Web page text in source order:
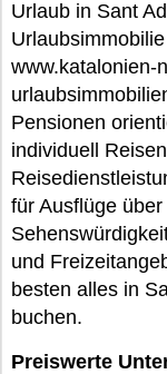
Urlaub in Sant
www.katalonien-
Pensionen
individuell
für Ausflüge
und
besten alles in
buchen.
Preiswerte